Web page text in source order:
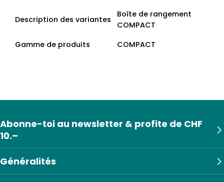
Description des variantes
Boîte de rangement
COMPACT
Gamme de produits
COMPACT
Généralités
Abonne-toi au newsletter & profite de CHF
10.–